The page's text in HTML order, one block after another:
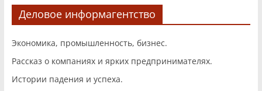
Деловое информагентство
Экономика, промышленность, бизнес.
Рассказ о компаниях и ярких предпринимателях.
Истории падения и успеха.